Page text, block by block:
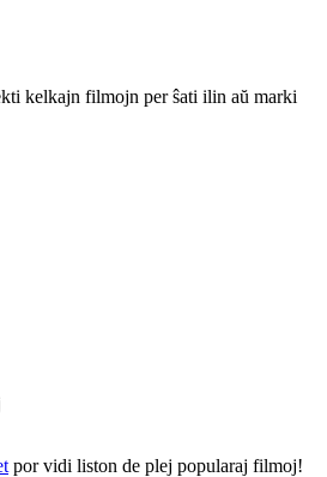
kelkajn filmojn per ŝati ilin aŭ marki
por vidi liston de plej popularaj filmoj!